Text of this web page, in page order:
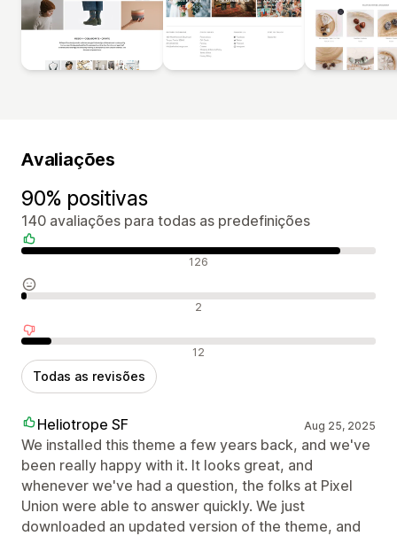
Avaliações
90% positivas
140 avaliações para todas as predefinições
Avaliações positivas 126
Avaliações neutras 2
Avaliações negativas 12
Todas as revisões
Heliotrope SF Aug 25, 2025
We installed this theme a few years back, and we've
been really happy with it. It looks great, and
whenever we've had a question, the folks at Pixel
Union were able to answer quickly. We just
downloaded an updated version of the theme, and